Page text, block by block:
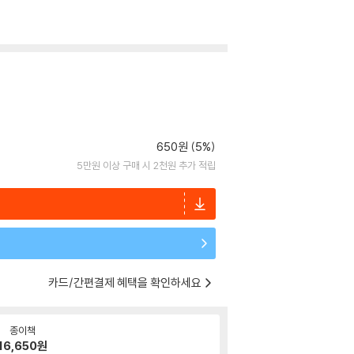
650원 (5%)
5만원 이상 구매 시 2천원 추가 적립
카드/간편결제 혜택을 확인하세요
종이책
원